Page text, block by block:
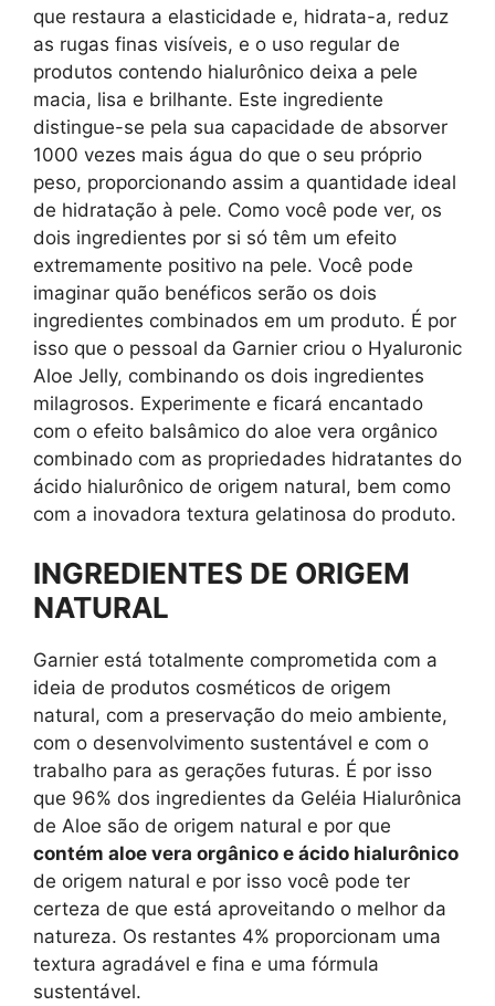
que restaura a elasticidade e, hidrata-a, reduz
as rugas finas visíveis, e o uso regular de
produtos contendo hialurônico deixa a pele
macia, lisa e brilhante. Este ingrediente
distingue-se pela sua capacidade de absorver
1000 vezes mais água do que o seu próprio
peso, proporcionando assim a quantidade ideal
de hidratação à pele. Como você pode ver, os
dois ingredientes por si só têm um efeito
extremamente positivo na pele. Você pode
imaginar quão benéficos serão os dois
ingredientes combinados em um produto. É por
isso que o pessoal da Garnier criou o Hyaluronic
Aloe Jelly, combinando os dois ingredientes
milagrosos. Experimente e ficará encantado
com o efeito balsâmico do aloe vera orgânico
combinado com as propriedades hidratantes do
ácido hialurônico de origem natural, bem como
com a inovadora textura gelatinosa do produto.
INGREDIENTES DE ORIGEM
NATURAL
Garnier está totalmente comprometida com a
ideia de produtos cosméticos de origem
natural, com a preservação do meio ambiente,
com o desenvolvimento sustentável e com o
trabalho para as gerações futuras. É por isso
que 96% dos ingredientes da Geléia Hialurônica
de Aloe são de origem natural e por que
contém aloe vera orgânico e ácido hialurônico
de origem natural e por isso você pode ter
certeza de que está aproveitando o melhor da
natureza. Os restantes 4% proporcionam uma
textura agradável e fina e uma fórmula
sustentável.